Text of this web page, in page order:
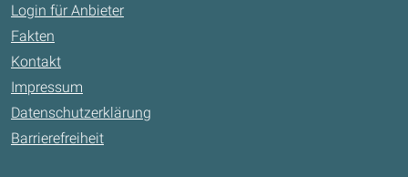
Login für Anbieter
Fakten
Kontakt
Impressum
Datenschutzerklärung
Barrierefreiheit